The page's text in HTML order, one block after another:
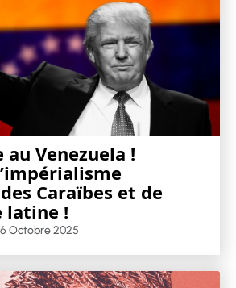
au Venezuela !
Caraïbes et de
latine !
Octobre 2025